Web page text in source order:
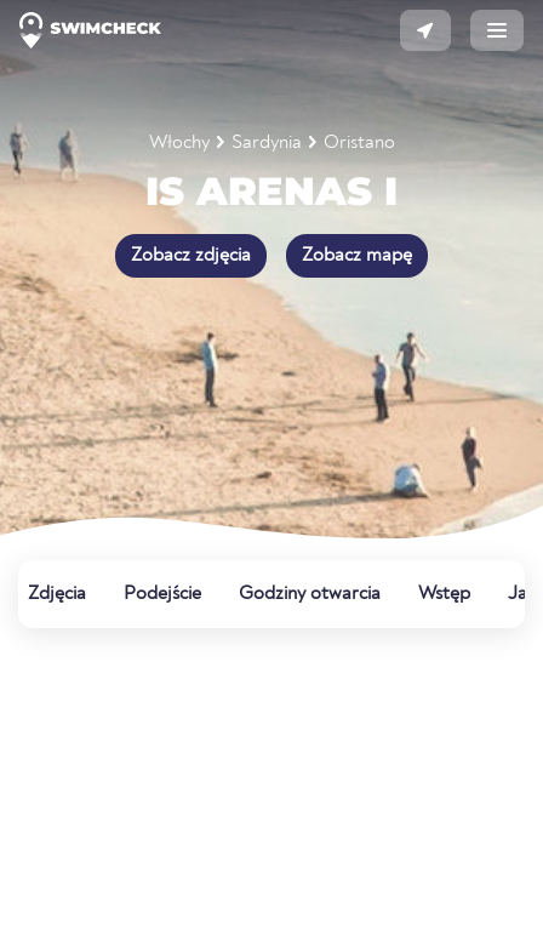
Włochy Sardynia Oristano
IS ARENAS I
Zobacz zdjęcia Zobacz mapę
Zdjęcia Podejście Godziny otwarcia Wstęp